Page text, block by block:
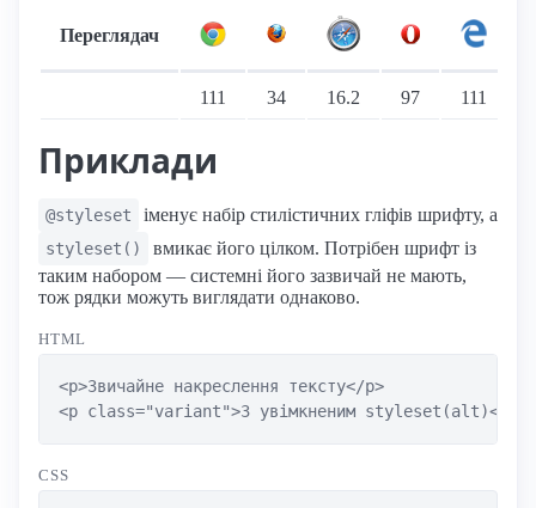
Переглядач
111 34 16.2 97 111
Приклади
@styleset іменує набір стилістичних гліфів шрифту, а
styleset()
вмикає його цілком. Потрібен шрифт із
таким набором — системні його зазвичай не мають,
тож рядки можуть виглядати однаково.
HTML
<p>Звичайне накреслення тексту</p>
<p class="variant">З увімкненим styleset(alt)</p>
CSS